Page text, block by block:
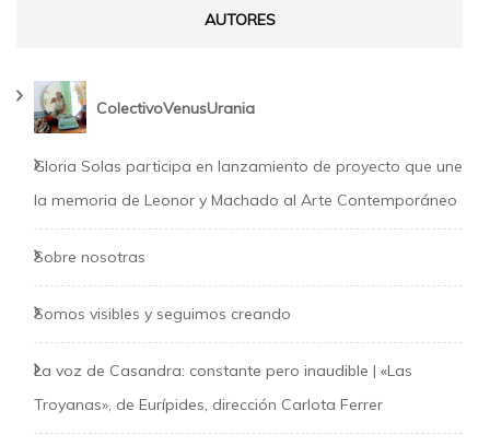
AUTORES
ColectivoVenusUrania
Gloria Solas participa en lanzamiento de proyecto que une
la memoria de Leonor y Machado al Arte Contemporáneo
Sobre nosotras
Somos visibles y seguimos creando
La voz de Casandra: constante pero inaudible | «Las
Troyanas», de Eurípides, dirección Carlota Ferrer